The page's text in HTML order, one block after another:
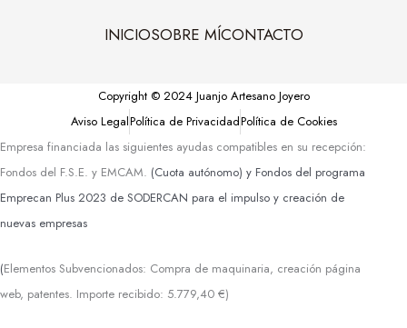
INICIOSOBRE MÍCONTACTO
Copyright © 2024 Juanjo Artesano Joyero
Aviso LegalPolítica de PrivacidadPolítica de Cookies
Empresa financiada las siguientes ayudas compatibles en su recepción:
Fondos del F.S.E. y EMCAM. (Cuota autónomo) y Fondos del programa
Emprecan Plus 2023 de SODERCAN para el impulso y creación de
nuevas empresas
(Elementos Subvencionados: Compra de maquinaria, creación página
web, patentes. Importe recibido: 5.779,40 €)